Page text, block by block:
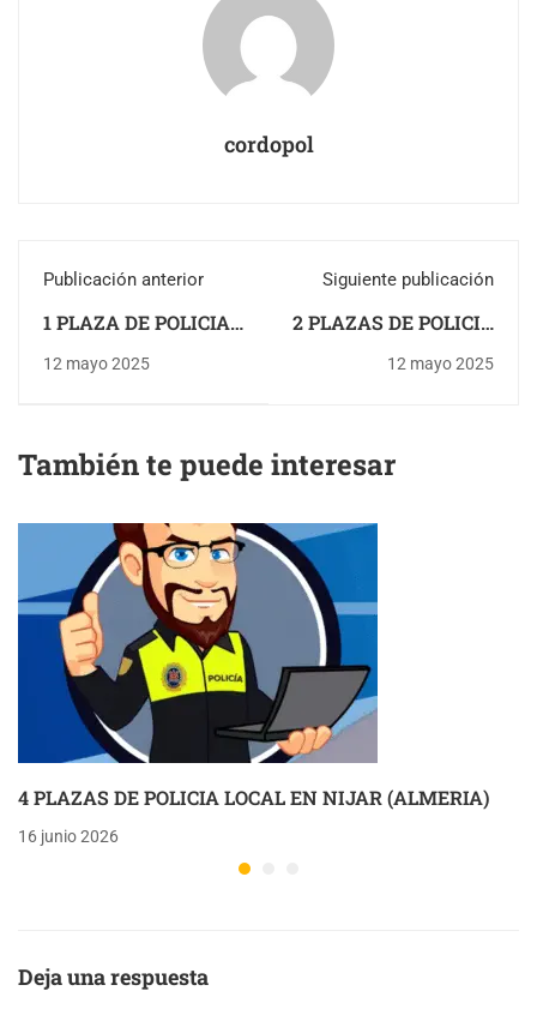
cordopol
Publicación anterior
1 PLAZA DE POLICIA
LOCAL EN UBRIQUE
12 mayo 2025
Siguiente publicación
2 PLAZAS DE POLICIA
LOCAL EN ATARFE
12 mayo 2025
También te puede interesar
4 PLAZAS DE POLICIA LOCAL EN NIJAR (ALMERIA)
16 junio 2026
Deja una respuesta